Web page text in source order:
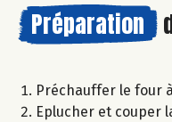
Préparation
Préchauffer le four
Eplucher et couper